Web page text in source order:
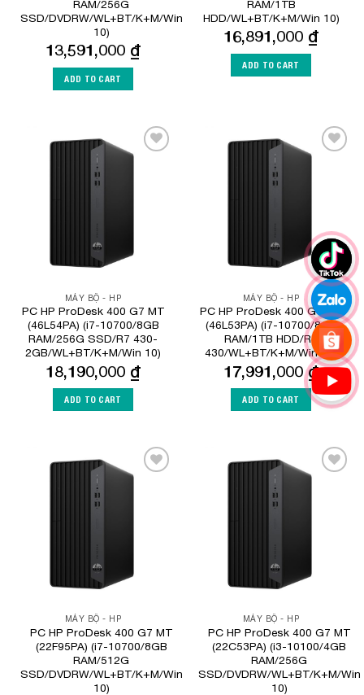
RAM/256G
SSD/DVDRW/WL+BT/K+M/Win
10)
13,591,000 ₫
ADD TO CART
RAM/1TB
HDD/WL+BT/K+M/Win 10)
16,891,000 ₫
ADD TO CART
MÁY BỘ - HP
PC HP ProDesk 400 G7 MT
(46L54PA) (i7-10700/8GB
RAM/256G SSD/R7 430-
2GB/WL+BT/K+M/Win 10)
18,190,000 ₫
ADD TO CART
MÁY BỘ - HP
PC HP ProDesk 400 G7 MT
(46L53PA) (i7-10700/8GB
RAM/1TB HDD/R7
430/WL+BT/K+M/Win 10)
17,991,000₫
ADD TO CART
MÁY BỘ - HP
PC HP ProDesk 400 G7 MT
(22F95PA) (i7-10700/8GB
RAM/512G
SSD/DVDRW/WL+BT/K+M/Win
10)
MÁY BỘ - HP
PC HP ProDesk 400 G7 MT
(22C53PA) (i3-10100/4GB
RAM/256G
SSD/DVDRW/WL+BT/K+M/Win
10)